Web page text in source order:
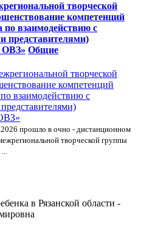
творческой
компетенций
по взаимодействию с
представителями)
ОВЗ» Общие
прошло в очно - дистанционном
творческой группы
в Рязанской области -